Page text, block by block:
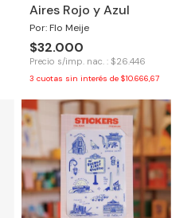
Aires Rojo y Azul
Por: Flo Meije
$32.000
Precio s/imp. nac. : $26.446
3 cuotas sin interés de $10.666,67